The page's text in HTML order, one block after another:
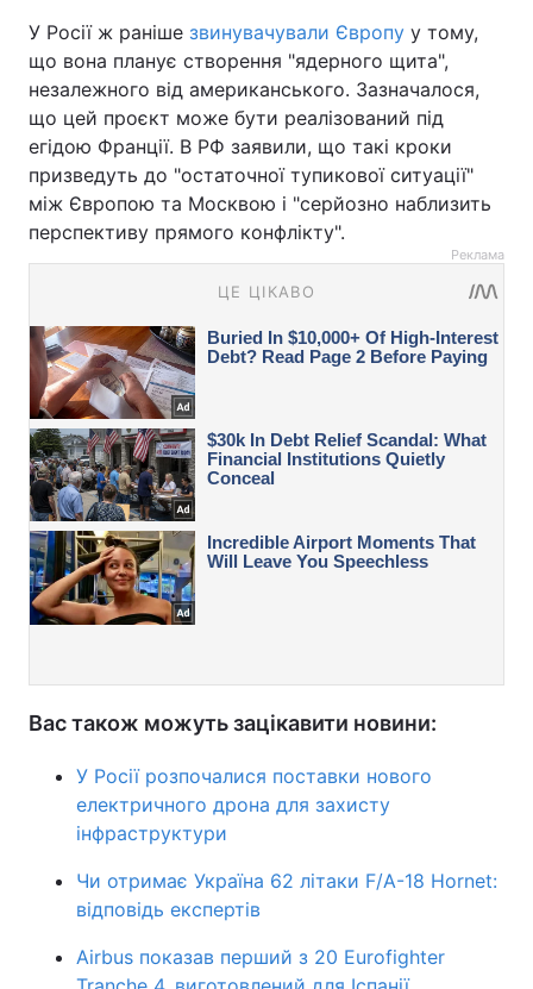
У Росії ж раніше звинувачували Європу у тому,
що вона планує створення "ядерного щита",
незалежного від американського. Зазначалося,
що цей проєкт може бути реалізований під
егідою Франції. В РФ заявили, що такі кроки
призведуть до "остаточної тупикової ситуації"
між Європою та Москвою і "серйозно наблизить
перспективу прямого конфлікту".
Реклама
Вас також можуть зацікавити новини:
У Росії розпочалися поставки нового
електричного дрона для захисту
інфраструктури
Чи отримає Україна 62 літаки F/A-18 Hornet:
відповідь експертів
Airbus показав перший з 20 Eurofighter